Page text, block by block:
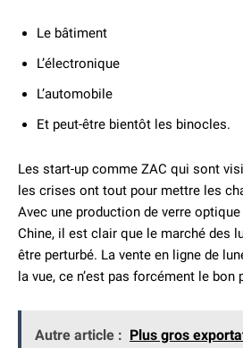
Le bâtiment
L’électronique
L’automobile
Et peut-être bientôt les binocles.
Les start-up comme ZAC qui sont
les crises ont tout pour mettre les
Avec une production de verre
Chine, il est clair que le marché des
être perturbé. La vente en ligne de
la vue, ce n’est pas forcément le bon
Autre article : Plus gros